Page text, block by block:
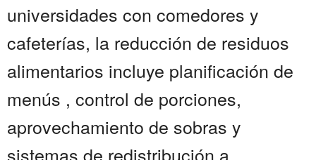
universidades con comedores y
cafeterías, la reducción de residuos
alimentarios incluye planificación de
menús , control de porciones,
aprovechamiento de sobras y
sistemas de redistribución a